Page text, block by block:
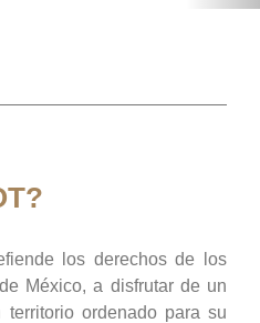
los derechos de los
México, a disfrutar de un
ordenado para su